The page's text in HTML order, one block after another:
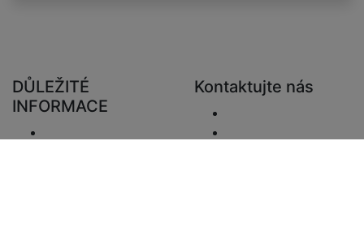
DŮLEŽITÉ
INFORMACE
Kontaktujte nás